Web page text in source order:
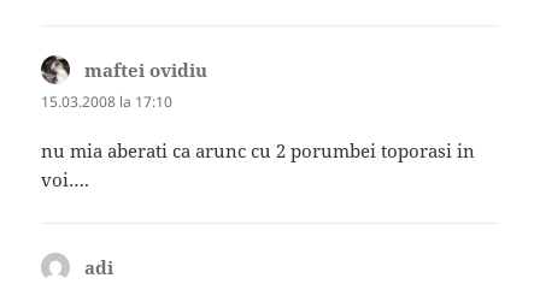
maftei ovidiu
15.03.2008 la 17:10
nu mia aberati ca arunc cu 2 porumbei toporasi in
voi….
adi